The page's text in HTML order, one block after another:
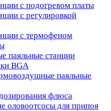
с подогревом платы
с регулировкой
с термофеном
паяльные станции
BGA
паяльные
флюса
оловоотсосы для припоя